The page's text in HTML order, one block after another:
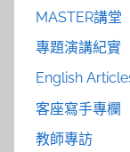
MASTER講堂
專題演講紀實
English
客座寫手專欄
教師專訪